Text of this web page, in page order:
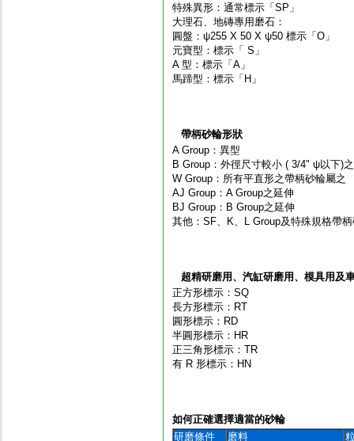
特殊異形：通常標示「SP」
大理石、地磚專用磨石：
圓盤：ψ255 X 50 X ψ50 標示「O」
元寶型：標示「 S」
A 型：標示「A」
馬蹄型：標示「H」
帶柄砂輪形狀
A Group：異型
B Group：外徑尺寸較小 ( 3/4" ψ以下)
W Group：所有平直形之帶柄砂輪屬之
AJ Group：A Group之延伸
BJ Group：B Group之延伸
其他：SF、K、L Group及特殊規格帶
超精研磨用、汽缸研磨用、模具用及
正方形標示：SQ
長方形標示：RT
圓形標示：RD
半圓形標示：HR
正三角形標示：TR
有 R 形標示：HN
如何正確選擇適當的砂輪
研磨條件
磨料